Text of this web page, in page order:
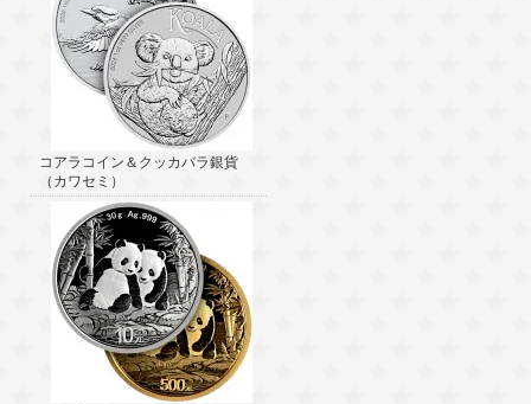
コアラコイン＆クッカバラ銀貨
（カワセミ）